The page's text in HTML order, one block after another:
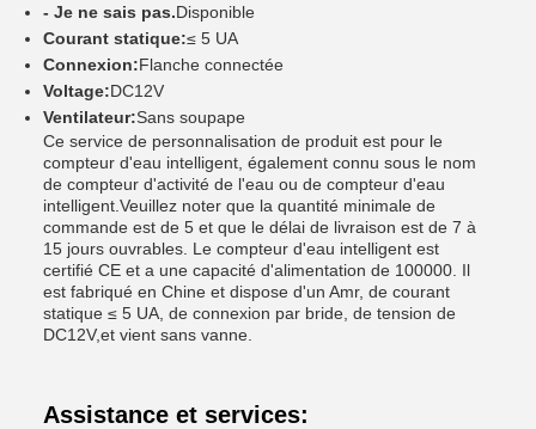
- Je ne sais pas.Disponible
Courant statique:≤ 5 UA
Connexion:Flanche connectée
Voltage:DC12V
Ventilateur:Sans soupape
Ce service de personnalisation de produit est pour le
compteur d'eau intelligent, également connu sous le nom
de compteur d'activité de l'eau ou de compteur d'eau
intelligent.Veuillez noter que la quantité minimale de
commande est de 5 et que le délai de livraison est de 7 à
15 jours ouvrables. Le compteur d'eau intelligent est
certifié CE et a une capacité d'alimentation de 100000. Il
est fabriqué en Chine et dispose d'un Amr, de courant
statique ≤ 5 UA, de connexion par bride, de tension de
DC12V,et vient sans vanne.
Assistance et services: